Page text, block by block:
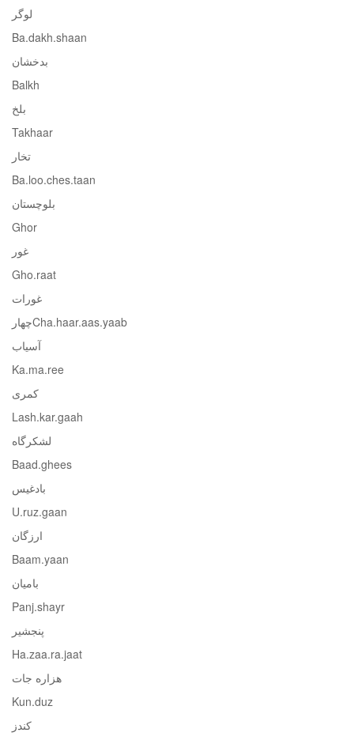
لوگر
Ba.dakh.shaan
بدخشان
Balkh
بلخ
Takhaar
تخار
Ba.loo.ches.taan
بلوچستان
Ghor
غور
Gho.raat
غورات
Cha.haar.aas.yaabچهار
آسیاب
Ka.ma.ree
کمری
Lash.kar.gaah
لشکرگاه
Baad.ghees
بادغیس
U.ruz.gaan
ارزگان
Baam.yaan
بامیان
Panj.shayr
پنجشیر
Ha.zaa.ra.jaat
هزاره جات
Kun.duz
کندز